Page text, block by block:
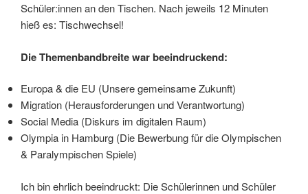
Schüler:innen an den Tischen. Nach jeweils 12 Minuten
hieß es: Tischwechsel!
Die Themenbandbreite war beeindruckend:
Europa & die EU (Unsere gemeinsame Zukunft)
Migration (Herausforderungen und Verantwortung)
Social Media (Diskurs im digitalen Raum)
Olympia in Hamburg (Die Bewerbung für die Olympischen
& Paralympischen Spiele)
Ich bin ehrlich beeindruckt: Die Schülerinnen und Schüler